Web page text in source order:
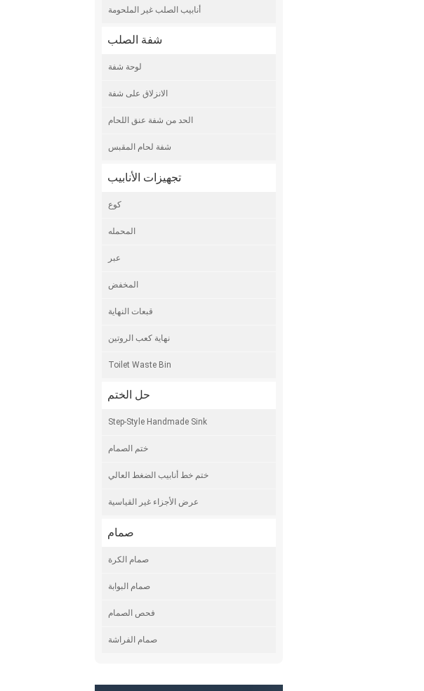
أنابيب الصلب غير الملحومة
شفة الصلب
لوحة شفة
الانزلاق على شفة
الحد من شفة عنق اللحام
شفة لحام المقبس
تجهيزات الأنابيب
كوع
المحمله
عبر
المخفض
قبعات النهاية
نهاية كعب الروتين
Toilet Waste Bin
حل الختم
Step-Style Handmade Sink
ختم الصمام
ختم خط أنابيب الضغط العالي
عرض الأجزاء غير القياسية
صمام
صمام الكرة
صمام البوابة
فحص الصمام
صمام الفراشة